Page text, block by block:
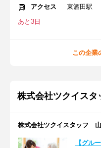
アクセス
東酒田駅
あと3日
この企業
株式会社ツクイスタ
株式会社ツクイスタッフ
【グル